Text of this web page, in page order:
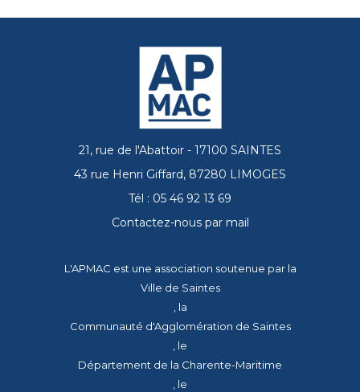
21, rue de l'Abattoir - 17100 SAINTES
43 rue Henri Giffard, 87280 LIMOGES
Tél : 05 46 92 13 69
Contactez-nous par mail
L'APMAC est une association soutenue par la
Ville de Saintes
, la
Communauté d'Agglomération de Saintes
, le
Département de la Charente-Maritime
, le